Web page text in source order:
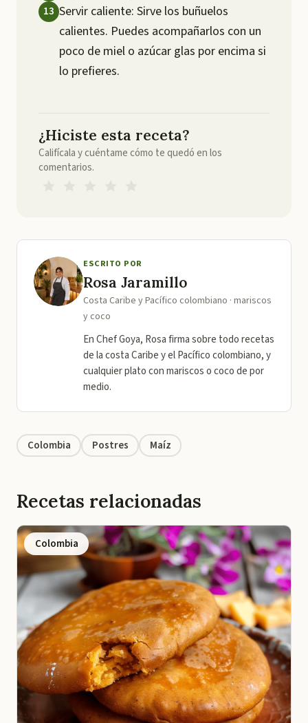
Servir caliente: Sirve los buñuelos
calientes. Puedes acompañarlos con un
poco de miel o azúcar glas por encima si
lo prefieres.
¿Hiciste esta receta?
Califícala y cuéntame cómo te quedó en los
comentarios.
ESCRITO POR
Rosa Jaramillo
Costa Caribe y Pacífico colombiano · mariscos
y coco
En Chef Goya, Rosa firma sobre todo recetas
de la costa Caribe y el Pacífico colombiano, y
cualquier plato con mariscos o coco de por
medio.
Colombia Postres Maíz
Recetas relacionadas
Colombia